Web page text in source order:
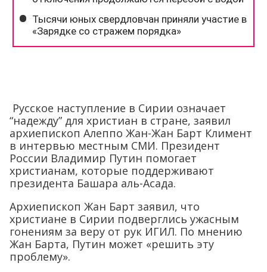
Русское наступление в Сирии означает
“надежду” для христиан в стране, заявил
архиепископ Алеппо Жан-Жан Барт Климент
в интервью местным СМИ. Президент
России Владимир Путин помогает
христианам, которые поддерживают
президента Башара аль-Асада.
Архиепископ Жан Барт заявил, что
христиане в Сирии подверглись ужасным
гонениям за веру от рук ИГИЛ. По мнению
Жан Барта, Путин может «решить эту
проблему».